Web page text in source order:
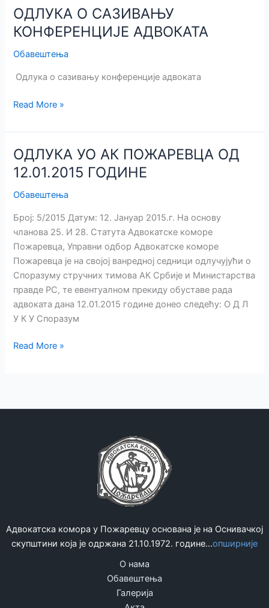
СРБИЈЕ
ОД
16.01.2015.
ГОДИНЕ
ОДЛУКА О САЗИВАЊУ
КОНФЕРЕНЦИЈЕ АДВОКАТА
Обавештења
Одлука о сазивању конференције адвоката
ОДЛУКА
САЗИВАЊУ
КОНФЕРЕНЦИЈЕ
АДВОКАТА
Read More »
ОДЛУКА УО АК ПОЖАРЕВЦА ОД
12.01.2015 ГОДИНЕ
Обавештења
Број: 5/2015 Датум: 12. Јануар 2015.г. На основу
чланова 25. И 28. Статута Адвокатске коморе
Пожаревца, Управни одбор Адвокатске коморе
Пожаревца је на својој ванредној седници одлучујући о
Споразуму стручних тимова АК Србије и Министарства
правде РС, те евентуалном прекиду обуставе рада
адвоката дана 12.01.2015 године донео следећу: О Д Л
У К У Споразум
ОДЛУКА
Read More »
Адвокатска комора у Пожаревцу основана је на Оснивачкој
скупштини која је одржана 21.10.1972. године...опширније
О нама
Обавештења
Галерија